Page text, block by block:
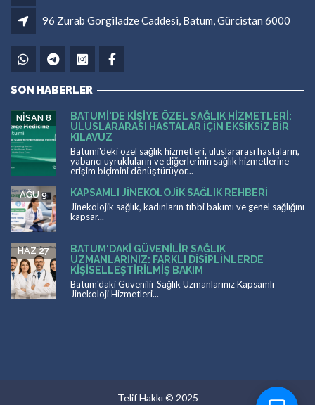
96 Zurab Gorgiladze Caddesi, Batum, Gürcistan 6000
SON HABERLER
BATUMI'DE KIŞIYE ÖZEL SAĞLIK HIZMETLERI:
ULUSLARARASI HASTALAR İÇIN EKSIKSIZ BIR
KILAVUZ
NISAN 8
Batumi'deki özel sağlık hizmetleri, uluslararası hastaların,
yabancı uyrukluların ve diğerlerinin sağlık hizmetlerine
erişim biçimini dönüştürüyor...
KAPSAMLI JINEKOLOJIK SAĞLIK REHBERI
AĞU 9
Jinekolojik sağlık, kadınların tıbbi bakımı ve genel sağlığını
kapsar...
BATUM'DAKI GÜVENILIR SAĞLIK
UZMANLARINIZ: FARKLI DISIPLINLERDE
KIŞISELLEŞTIRILMIŞ BAKIM
HAZ 27
Batum'daki Güvenilir Sağlık Uzmanlarınız Kapsamlı
Jinekoloji Hizmetleri...
Telif Hakkı © 2025